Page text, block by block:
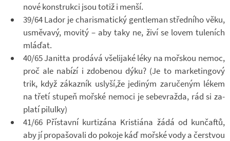
nové kon­strukci jsou totiž i menší.
39/64 Lador je cha­risma­tický gentle­man střed­ního věku,
usmě­vavý, mo­vitý – aby taky ne, živí se lovem tu­le­ních
mlá­ďat.
40/65 Ja­nitta pro­dává vše­li­jaké léky na moř­skou nemoc,
proč ale na­bízí i zdo­be­nou dýku? (Je to mar­ke­tingový
trik, když zá­kaz­ník uslyší,že je­di­ným za­ru­če­ným lékem
na třetí stu­peň moř­ské ne­moci je se­be­vražda, rád si za­
platí pi­lulky)
41/66 Pří­stavní kur­ti­zána Kris­ti­ána žádá od kun­čaftů,
aby jí pro­pa­šo­vali do po­koje káď moř­ské vody a čer­stvou